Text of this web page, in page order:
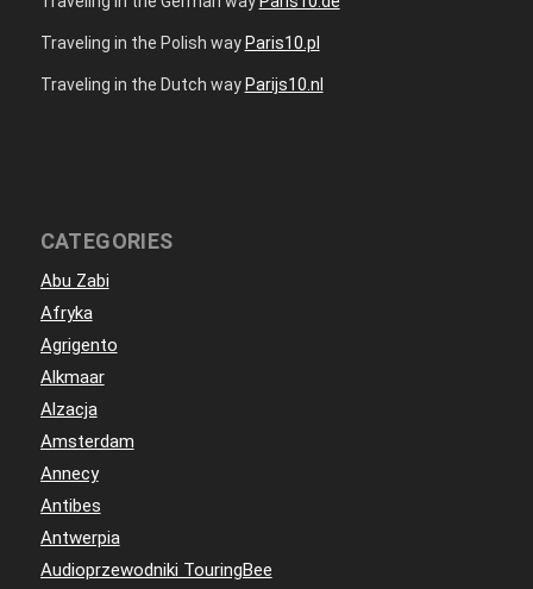
Traveling in the Polish way Paris10.pl
Traveling in the Dutch way Parijs10.nl
CATEGORIES
Abu Zabi
Afryka
Agrigento
Alkmaar
Alzacja
Amsterdam
Annecy
Antibes
Antwerpia
Audioprzewodniki TouringBee